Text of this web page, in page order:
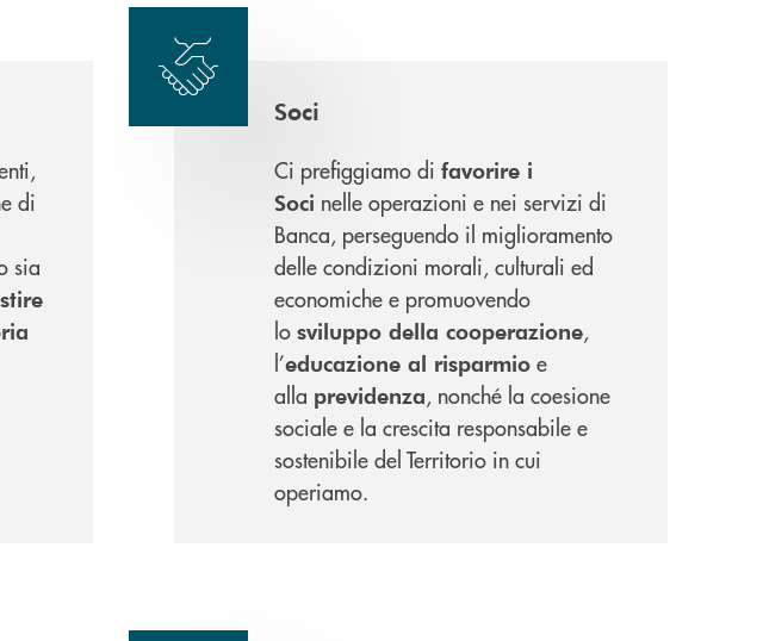
di
sia
Soci
Ci prefiggiamo difavorire i
Soci nelle operazioni e nei servizi di
Banca, perseguendo il miglioramento
delle condizioni morali, culturali ed
economiche e promuovendo
losviluppo della cooperazione,
l’educazione al risparmio e
alla previdenza, nonché la coesione
sociale e la crescita responsabile e
sostenibile del Territorio in cui
operiamo.